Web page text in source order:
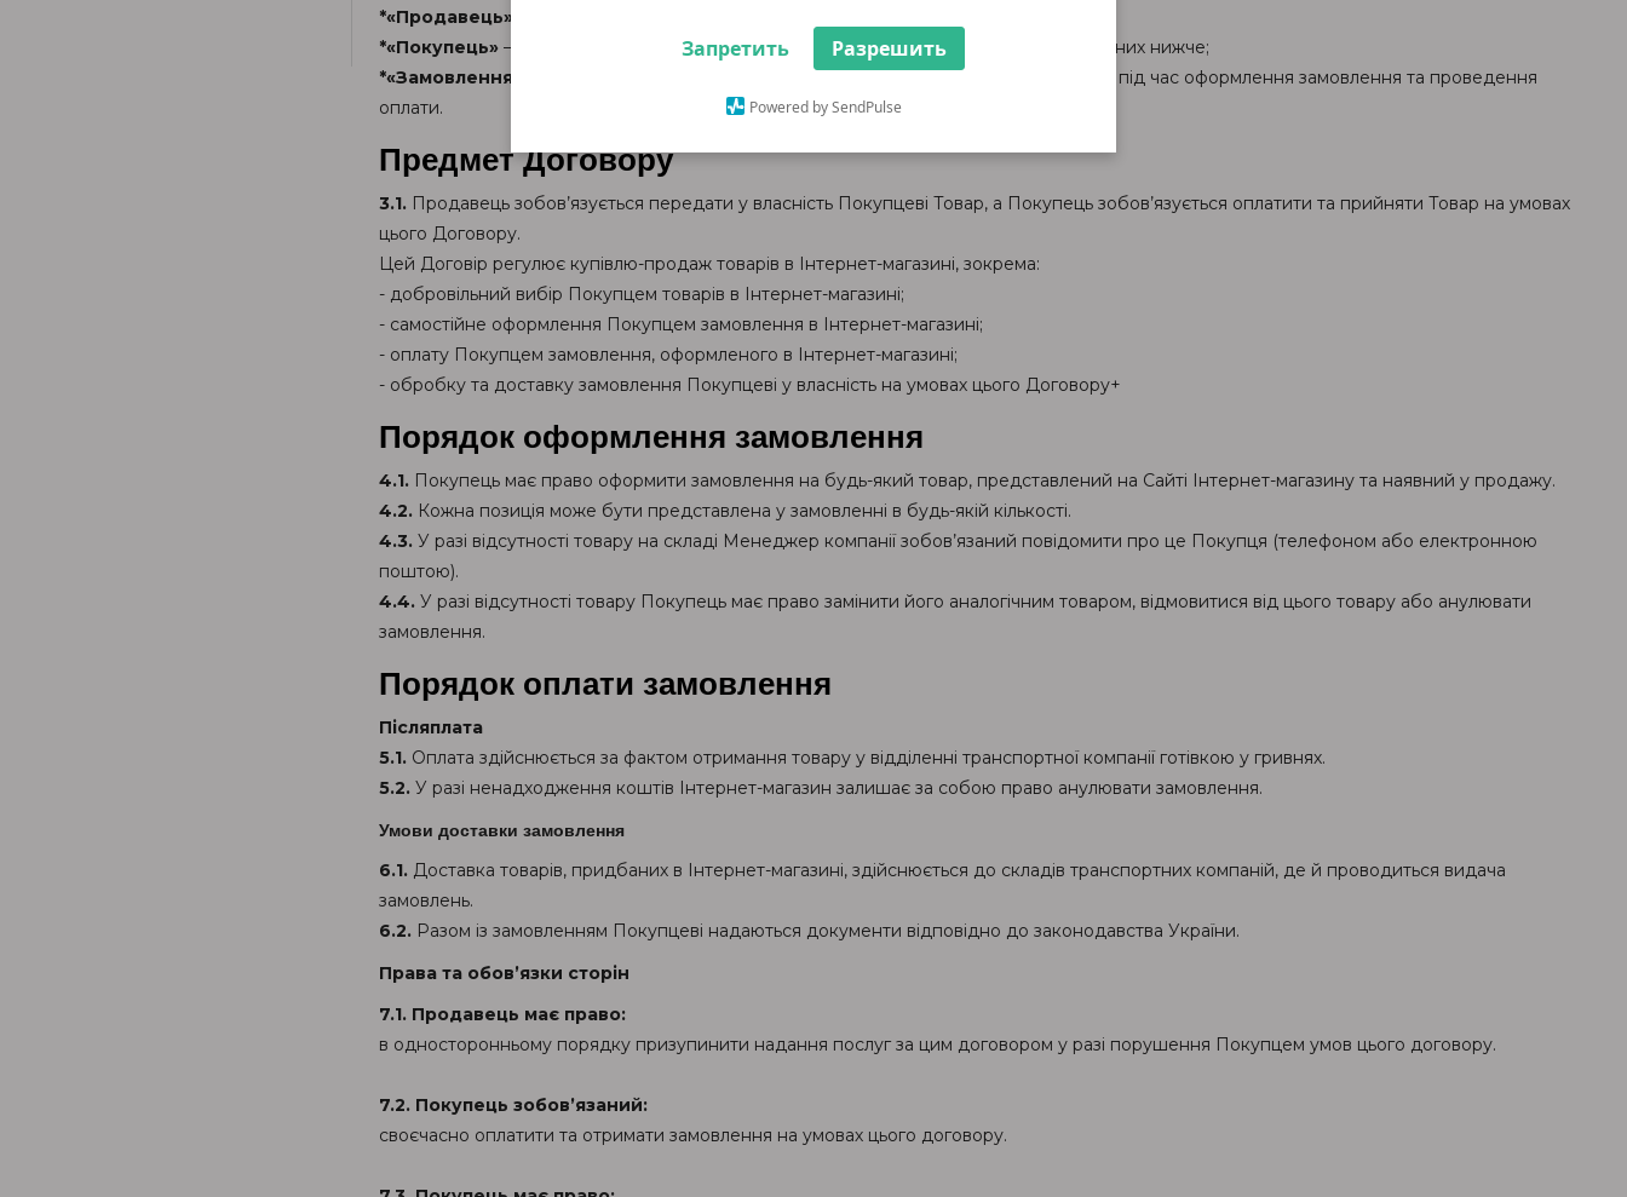
Запретить Разрешить
Powered by SendPulse
*«Продавець»
*«Покупець» — фізична особа, яка уклала з Продавцем Договір на умовах, викладених нижче;
*«Замовлення»
— вибір окремих позицій із переліку товарів, зазначених Покупцем під час оформлення замовлення та проведення
оплати.
Предмет Договору
3.1. Продавець зобов’язується передати у власність Покупцеві Товар, а Покупець зобов’язується оплатити та прийняти Товар на умовах
цього Договору.
Цей Договір регулює купівлю-продаж товарів в Інтернет-магазині, зокрема:
- добровільний вибір Покупцем товарів в Інтернет-магазині;
- самостійне оформлення Покупцем замовлення в Інтернет-магазині;
- оплату Покупцем замовлення, оформленого в Інтернет-магазині;
- обробку та доставку замовлення Покупцеві у власність на умовах цього Договору+
Порядок оформлення замовлення
4.1. Покупець має право оформити замовлення на будь-який товар, представлений на Сайті Інтернет-магазину та наявний у продажу.
4.2. Кожна позиція може бути представлена у замовленні в будь-якій кількості.
4.3. У разі відсутності товару на складі Менеджер компанії зобов’язаний повідомити про це Покупця (телефоном або електронною
поштою).
4.4. У разі відсутності товару Покупець має право замінити його аналогічним товаром, відмовитися від цього товару або анулювати
замовлення.
Порядок оплати замовлення
Післяплата
5.1. Оплата здійснюється за фактом отримання товару у відділенні транспортної компанії готівкою у гривнях.
5.2. У разі ненадходження коштів Інтернет-магазин залишає за собою право анулювати замовлення.
Умови доставки замовлення
6.1. Доставка товарів, придбаних в Інтернет-магазині, здійснюється до складів транспортних компаній, де й проводиться видача
замовлень.
6.2. Разом із замовленням Покупцеві надаються документи відповідно до законодавства України.
Права та обов’язки сторін
7.1. Продавець має право:
в односторонньому порядку призупинити надання послуг за цим договором у разі порушення Покупцем умов цього договору.
7.2. Покупець зобов’язаний:
своєчасно оплатити та отримати замовлення на умовах цього договору.